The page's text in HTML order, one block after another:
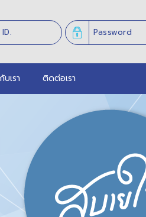
เรา ติดต่อเรา